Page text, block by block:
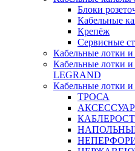
Блоки
Кабельные
Крепёж
Сервисные
Кабельные лотки
Кабельные лотки
LEGRAND
Кабельные лотки
ТРОСА